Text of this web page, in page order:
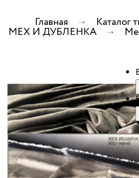
Главная Каталог
МЕХ И ДУБЛЕНКА